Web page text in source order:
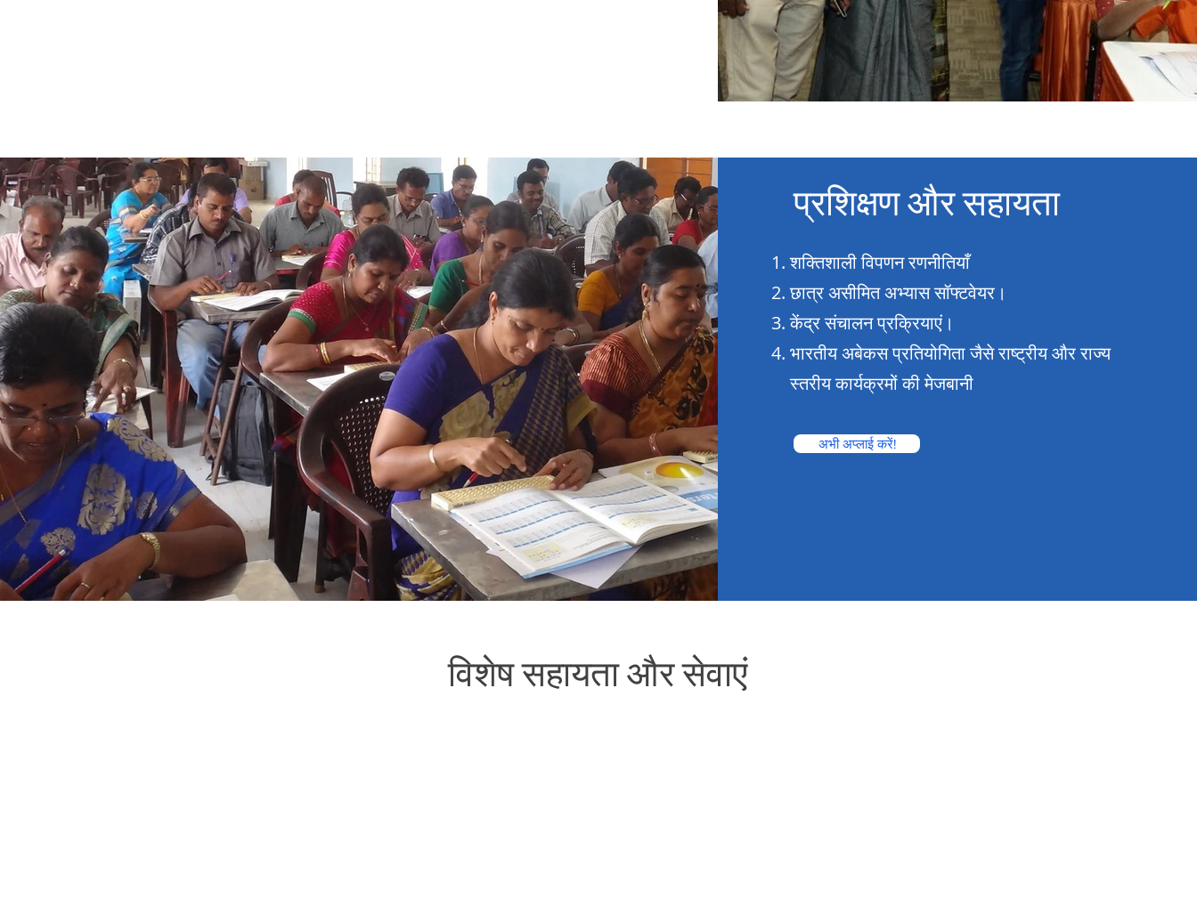
प्रशिक्षण और सहायता
शक्तिशाली विपणन रणनीतियाँ
छात्र असीमित अभ्यास सॉफ्टवेयर।
केंद्र संचालन प्रक्रियाएं।
भारतीय अबेकस प्रतियोगिता जैसे राष्ट्रीय और राज्य
स्तरीय कार्यक्रमों की मेजबानी
अभी अप्लाई करें!
विशेष सहायता और सेवाएं